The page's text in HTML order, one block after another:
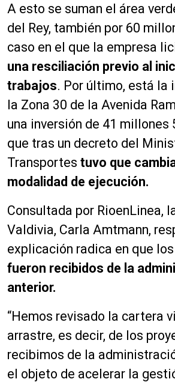
A esto se suman el área
del Rey, también por 60
caso en el que la empresa
una resciliación previo al
trabajos. Por último, está la
la Zona 30 de la Avenida
una inversión de 41 millones
que tras un decreto del
Transportes tuvo que
modalidad de ejecución.
Consultada por RioenLinea,
Valdivia, Carla Amtmann,
explicación radica en que
fueron recibidos de la
anterior.
“Hemos revisado la cartera
arrastre, es decir, de los
recibimos de la
el objeto de acelerar la